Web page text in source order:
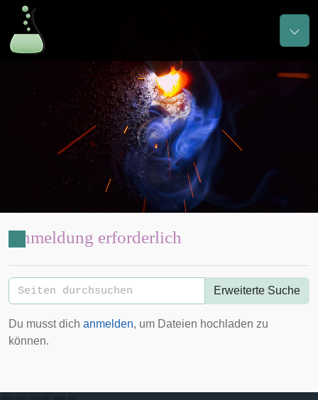
Anmeldung erforderlich
Erweiterte Suche
Du musst dich anmelden, um Dateien hochladen zu
können.